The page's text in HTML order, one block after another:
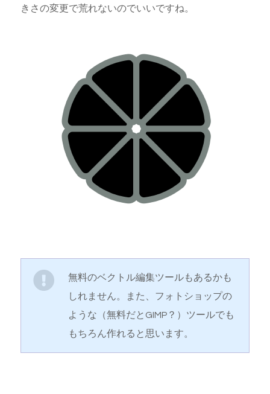
きさの変更で荒れないのでいいですね。
無料のベクトル編集ツールもあるかも
しれません。また、フォトショップの
ような（無料だとGIMP？）ツールでも
もちろん作れると思います。